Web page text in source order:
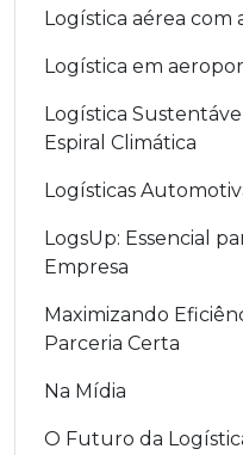
Logística aérea com
Logística em
Logística
Espiral Climática
Logísticas
LogsUp: Essencial
Empresa
Maximizando
Parceria Certa
Na Mídia
O Futuro da